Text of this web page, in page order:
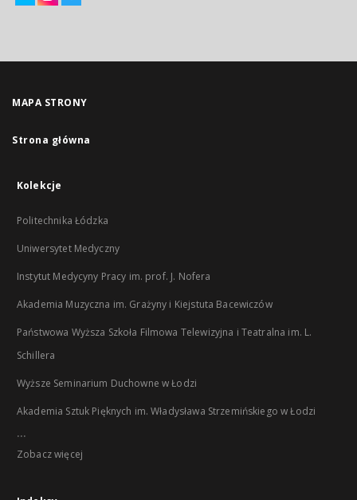
MAPA STRONY
Strona główna
Kolekcje
Politechnika Łódzka
Uniwersytet Medyczny
Instytut Medycyny Pracy im. prof. J. Nofera
Akademia Muzyczna im. Grażyny i Kiejstuta Bacewiczów
Państwowa Wyższa Szkoła Filmowa Telewizyjna i Teatralna im. L.
Schillera
Wyższe Seminarium Duchowne w Łodzi
Akademia Sztuk Pięknych im. Władysława Strzemińskiego w Łodzi
...
Zobacz więcej